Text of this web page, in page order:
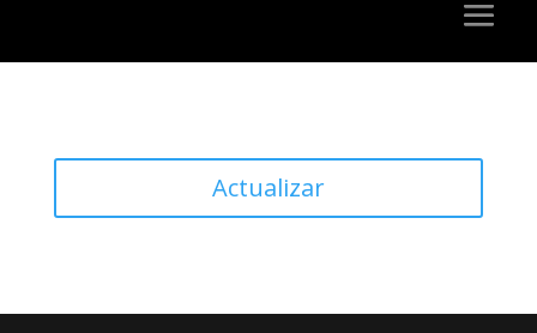
Actualizar